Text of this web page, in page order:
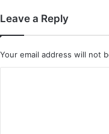
Leave a Reply
Your email address will not